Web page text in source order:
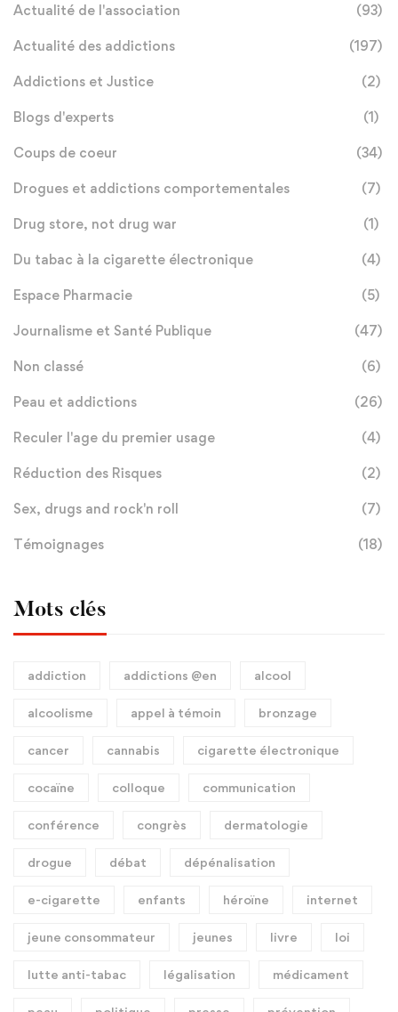
Actualité de l'association (93)
Actualité des addictions (197)
Addictions et Justice (2)
Blogs d'experts (1)
Coups de coeur (34)
Drogues et addictions comportementales (7)
Drug store, not drug war (1)
Du tabac à la cigarette électronique (4)
Espace Pharmacie (5)
Journalisme et Santé Publique (47)
Non classé (6)
Peau et addictions (26)
Reculer l'age du premier usage (4)
Réduction des Risques (2)
Sex, drugs and rock'n roll (7)
Témoignages (18)
Mots clés
addiction addictions @en alcool
alcoolisme appel à témoin bronzage
cancer cannabis cigarette électronique
cocaïne colloque communication
conférence congrès dermatologie
drogue débat dépénalisation
e-cigarette enfants héroïne internet
jeune consommateur jeunes livre loi
lutte anti-tabac légalisation médicament